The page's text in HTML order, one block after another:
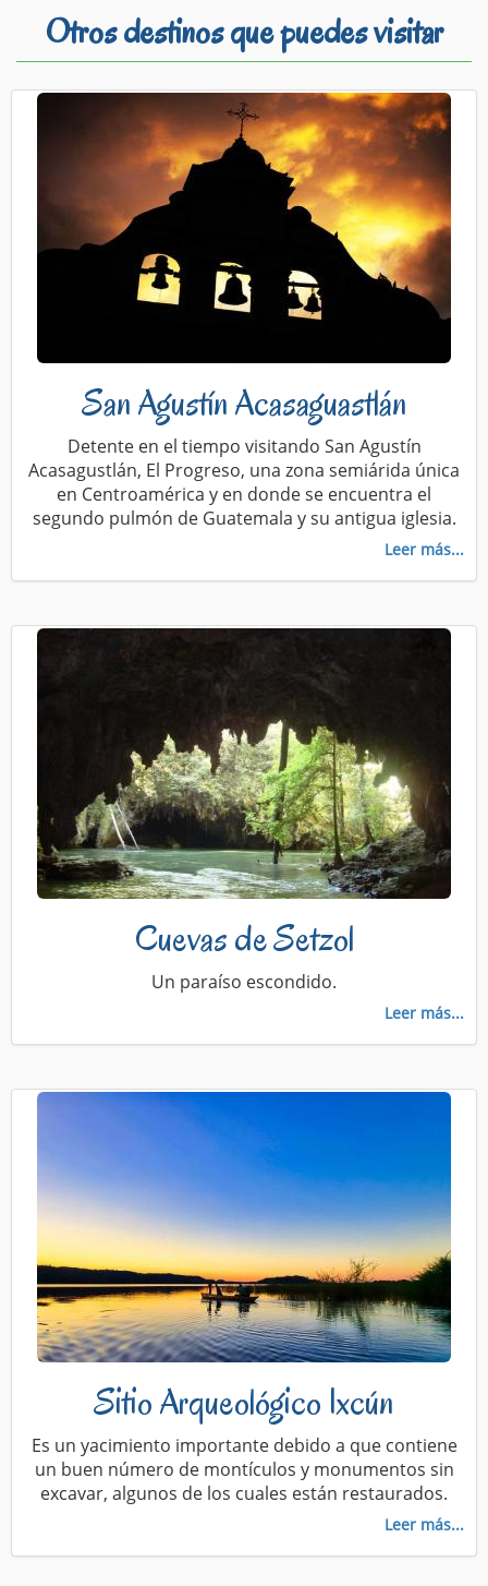
Otros destinos que puedes visitar
San Agustín Acasaguastlán
Detente en el tiempo visitando San Agustín
Acasagustlán, El Progreso, una zona semiárida única
en Centroamérica y en donde se encuentra el
segundo pulmón de Guatemala y su antigua iglesia.
Leer más...
Cuevas de Setzol
Un paraíso escondido.
Leer más...
Sitio Arqueológico Ixcún
Es un yacimiento importante debido a que contiene
un buen número de montículos y monumentos sin
excavar, algunos de los cuales están restaurados.
Leer más...